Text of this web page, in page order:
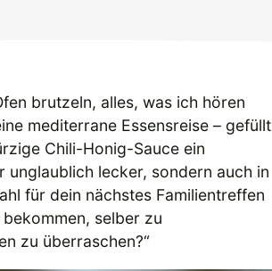
brutzeln, alles, was ich hören
mediterrane Essensreise – gefüllt
Chili-Honig-Sauce ein
unglaublich lecker, sondern auch in
für dein nächstes Familientreffen
selber zu
zu überraschen?“